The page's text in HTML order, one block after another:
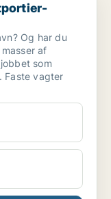
Og har du
af
som
Faste vagter